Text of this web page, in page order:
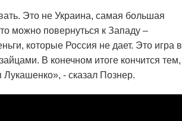
Это не Украина, самая большая
можно повернуться к Западу –
которые Россия не дает. Это игра в
В конечном итоге кончится тем,
Лукашенко», - сказал Познер.